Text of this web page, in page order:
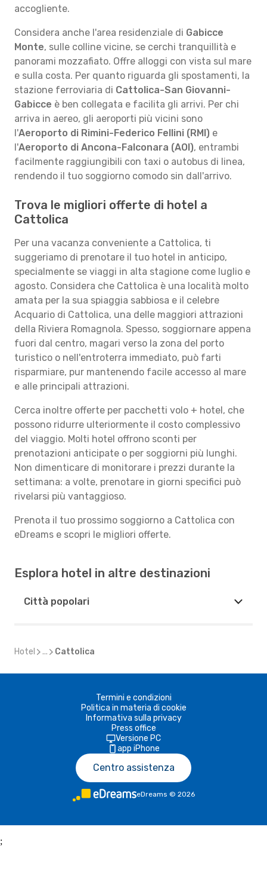
accogliente.
Considera anche l'area residenziale di Gabicce
Monte, sulle colline vicine, se cerchi tranquillità e
panorami mozzafiato. Offre alloggi con vista sul mare
e sulla costa. Per quanto riguarda gli spostamenti, la
stazione ferroviaria di Cattolica-San Giovanni-
Gabicce è ben collegata e facilita gli arrivi. Per chi
arriva in aereo, gli aeroporti più vicini sono
l'Aeroporto di Rimini-Federico Fellini (RMI) e
l'Aeroporto di Ancona-Falconara (AOI), entrambi
facilmente raggiungibili con taxi o autobus di linea,
rendendo il tuo soggiorno comodo sin dall'arrivo.
Trova le migliori offerte di hotel a
Cattolica
Per una vacanza conveniente a Cattolica, ti
suggeriamo di prenotare il tuo hotel in anticipo,
specialmente se viaggi in alta stagione come luglio e
agosto. Considera che Cattolica è una località molto
amata per la sua spiaggia sabbiosa e il celebre
Acquario di Cattolica, una delle maggiori attrazioni
della Riviera Romagnola. Spesso, soggiornare appena
fuori dal centro, magari verso la zona del porto
turistico o nell'entroterra immediato, può farti
risparmiare, pur mantenendo facile accesso al mare
e alle principali attrazioni.
Cerca inoltre offerte per pacchetti volo + hotel, che
possono ridurre ulteriormente il costo complessivo
del viaggio. Molti hotel offrono sconti per
prenotazioni anticipate o per soggiorni più lunghi.
Non dimenticare di monitorare i prezzi durante la
settimana: a volte, prenotare in giorni specifici può
rivelarsi più vantaggioso.
Prenota il tuo prossimo soggiorno a Cattolica con
eDreams e scopri le migliori offerte.
Esplora hotel in altre destinazioni
Città popolari
Hotel ... Cattolica
Termini e condizioni
Politica in materia di cookie
Informativa sulla privacy
Press office
Versione PC
app iPhone
Centro assistenza
eDreams © 2026
;